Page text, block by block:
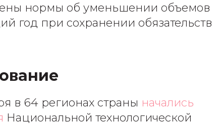
нормы об уменьшении объемов
год при сохранении обязательств
в 64 регионах страны начались
Национальной технологической